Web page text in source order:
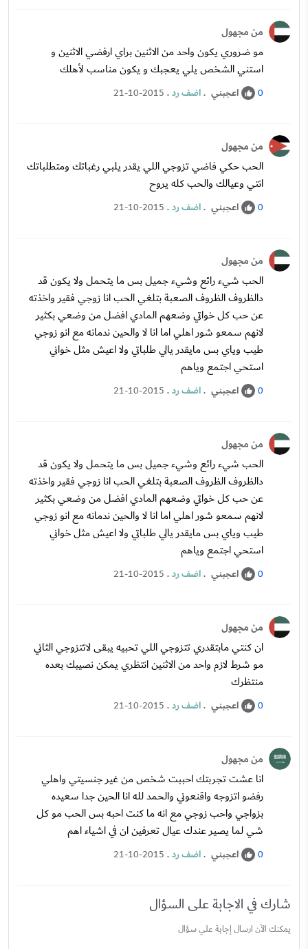
من مجهول
مو ضروري يكون واحد من الاثنين براي ارفضي الاثنين و
استني الشخص يلي يعجبك و يكون مناسب لأهلك
0 اعجبني .اضف رد.
21-10-2015
من مجهول
الحب حكي فاضي تزوجي اللي يقدر يلبي رغباتك ومتطلباتك
انتي وعيالك والحب كله يروح
0 اعجبني .اضف رد.
21-10-2015
من مجهول
الحب شيء رائع وشيء جميل بس ما يتحمل ولا يكون قد
دالظروف الظروف الصعبة بتلغي الحب انا زوجي فقير واخذته
عن حب كل خواتي وضعهم المادي افضل من وضعي بكثير
لانهم سمعو شور اهلي اما انا لا والحين ندمانه مع انو زوجي
طيب وياي بس مايقدر يالي طلباتي ولا اعيش مثل خواني
استحي اجتمع وياهم
0 اعجبني .اضف رد.
21-10-2015
من مجهول
الحب شيء رائع وشيء جميل بس ما يتحمل ولا يكون قد
دالظروف الظروف الصعبة بتلغي الحب انا زوجي فقير واخذته
عن حب كل خواتي وضعهم المادي افضل من وضعي بكثير
لانهم سمعو شور اهلي اما انا لا والحين ندمانه مع انو زوجي
طيب وياي بس مايقدر يالي طلباتي ولا اعيش مثل خواني
استحي اجتمع وياهم
0 اعجبني .اضف رد.
21-10-2015
من مجهول
ان كنتي مابتقدري تتزوجي اللي تحبيه يبقى لاتتزوجي الثاني
مو شرط لازم واحد من الاثنين انتظري يمكن نصيبك بعده
منتظرك
0 اعجبني .اضف رد.
21-10-2015
من مجهول
انا عشت تجربتك احببت شخص من غير جنسيتي واهلي
رفضو اتزوجه واقنعوني والحمد لله انا الحين جدا سعيده
بزواجي واحب زوجي مع انه ما كنت احبه بس الحب مو كل
شي لما يصير عندك عيال تعرفين ان في اشياء اهم
0 اعجبني .اضف رد.
21-10-2015
شارك في الاجابة على السؤال
يمكنك الآن ارسال إجابة علي سؤال